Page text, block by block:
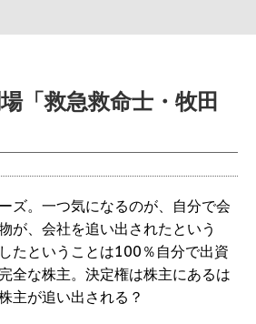
「救急救命士・牧田
ズ。一つ気になるのが、自分で会
が、会社を追い出されたという
たということは100％自分で出資
全な株主。決定権は株主にあるは
主が追い出される？